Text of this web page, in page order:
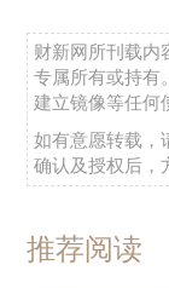
财新网所刊载内
专属所有或持有
建立镜像等任何
如有意愿转载，
确认及授权后，
推荐阅读